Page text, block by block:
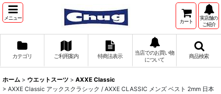
メニュー
カート
実店舗の
ご紹介
カテゴリ ご利用案内 特商法表示
当店でのお買い物
について
商品検索
ホーム > ウエットスーツ > AXXE Classic
> AXXE Classic アックスクラシック / AXXE CLASSIC メンズ ベスト 2mm 日本